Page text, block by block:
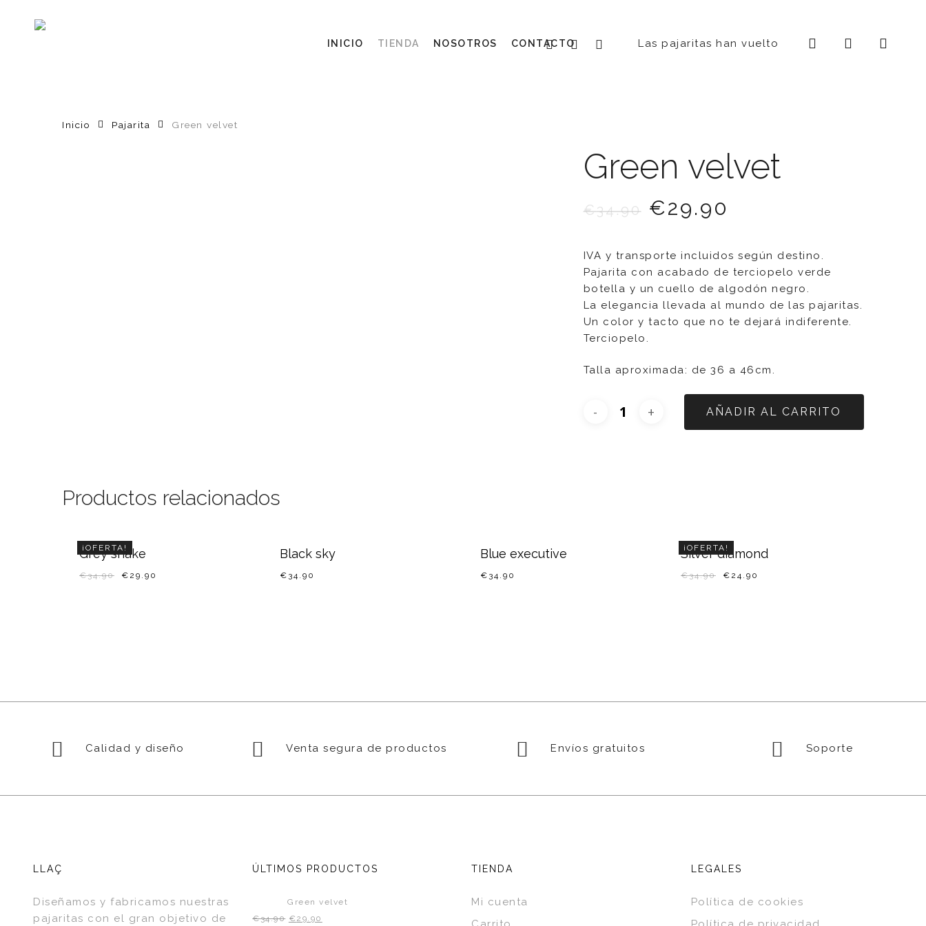
INICIO TIENDA NOSOTROS CONTACTO
FACEBOOK
PINTERESTINSTAGRAMLas pajaritas han vuelto search account
Inicio Pajarita Green velvet
Green velvet
€34.90 €29.90
IVA y transporte incluidos según destino.
Pajarita con acabado de terciopelo verde
botella y un cuello de algodón negro.
La elegancia llevada al mundo de las pajaritas.
Un color y tacto que no te dejará indiferente.
Terciopelo.
Talla aproximada: de 36 a 46cm.
AÑADIR AL CARRITO
Productos relacionados
¡OFERTA!
Grey snake
€34.90 € 29.90
Black sky
€ 34.90
Blue executive
€ 34.90
¡OFERTA!
Silver diamond
€34.90 € 24.90
Calidad y diseño Venta segura de productos Envíos gratuitos Soporte
LLAÇ
Diseñamos y fabricamos nuestras
pajaritas con el gran objetivo de
ÚLTIMOS PRODUCTOS
Green velvet
€34.90 € 29.90
TIENDA
Mi cuenta
LEGALES
Política de cookies